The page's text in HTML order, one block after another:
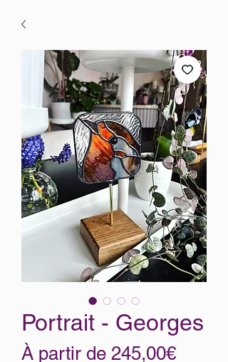
Portrait - Georges
À partir de 245,00€Prix